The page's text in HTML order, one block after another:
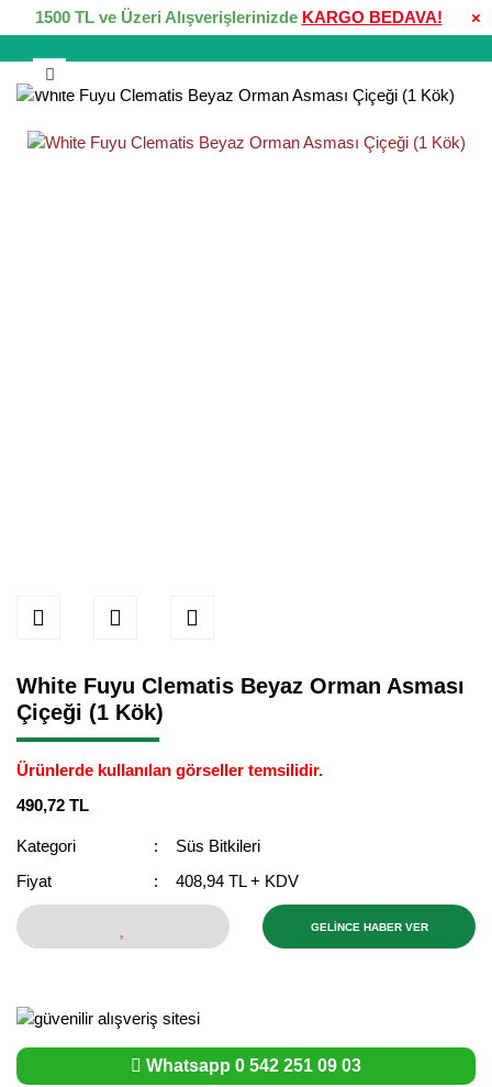
×
1500 TL ve Üzeri Alışverişlerinizde KARGO BEDAVA!
White Fuyu Clematis Beyaz Orman Asması
Çiçeği (1 Kök)
Ürünlerde kullanılan görseller temsilidir.
490,72 TL
Kategori
Süs Bitkileri
Fiyat
408,94 TL + KDV
GELİNCE HABER VER
Whatsapp 0 542 251 09 03